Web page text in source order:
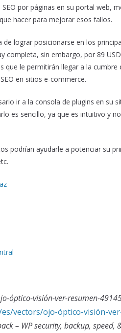
por páginas en su portal web,
hacer para mejorar esos fallos.
de lograr posicionarse en los
completa, sin embargo, por 89
que le permitirán llegar a la
en sitios e-commerce.
ir a la consola de plugins en su
es sencillo, ya que es intuitivo y
podrían ayudarle a potenciar su
óptico-visión-ver-resumen-
vectors/ojo-óptico-visión-
– WP security, backup, speed,